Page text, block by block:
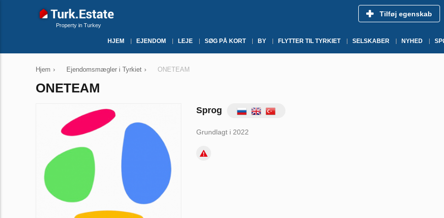
Property in Turkey
Tilføj egenskab
HJEM EJENDOM LEJE SØG PÅ KORT BY FLYTTER TIL TYRKIET SELSKABER NYHED
Hjem › Ejendomsmægler i Tyrkiet › ONETEAM
ONETEAM
Sprog
Grundlagt i 2022